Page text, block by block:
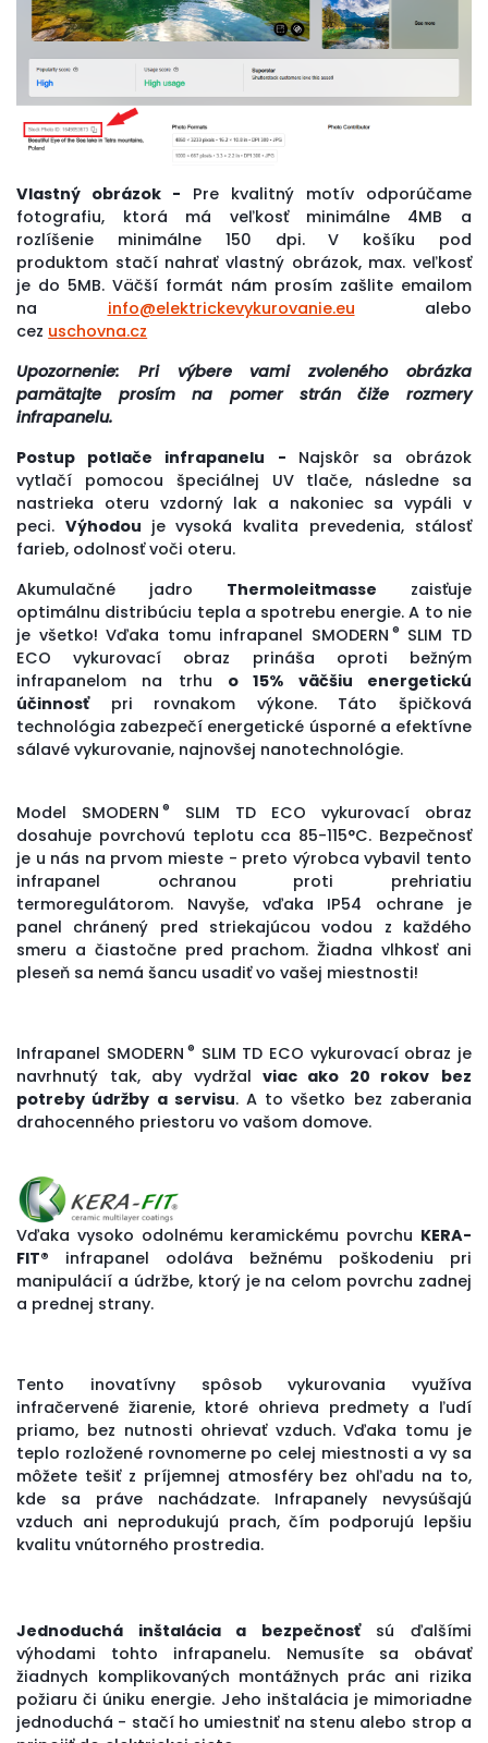
Vlastný obrázok - Pre kvalitný motív odporúčame
fotografiu, ktorá má veľkosť minimálne 4MB a
rozlíšenie minimálne 150 dpi. V košíku pod
produktom stačí nahrať vlastný obrázok, max. veľkosť
je do 5MB. Väčší formát nám prosím zašlite emailom
na
info@elektrickevykurovanie.eu alebo
cez uschovna.cz
Upozornenie: Pri výbere vami zvoleného obrázka
pamätajte prosím na pomer strán čiže rozmery
infrapanelu.
Postup potlače infrapanelu - Najskôr sa obrázok
vytlačí pomocou špeciálnej UV tlače, následne sa
nastrieka oteru vzdorný lak a nakoniec sa vypáli v
peci.Výhodou je vysoká kvalita prevedenia, stálosť
farieb, odolnosť voči oteru.
Akumulačné jadro
Thermoleitmasse
zaisťuje
optimálnu distribúciu tepla a spotrebu energie. A to nie
je všetko! Vďaka tomu infrapanel SMODERN ® SLIM TD
ECO vykurovací obraz prináša oproti bežným
infrapanelom na trhu
o 15% väčšiu energetickú
účinnosť
pri rovnakom výkone. Táto špičková
technológia zabezpečí energetické úsporné a efektívne
sálavé vykurovanie, najnovšej nanotechnológie.
Model SMODERN ®
SLIM TD ECO vykurovací obraz
dosahuje povrchovú teplotu cca 85-115°C. Bezpečnosť
je u nás na prvom mieste - preto výrobca vybavil tento
infrapanel ochranou proti prehriatiu
termoregulátorom. Navyše, vďaka IP54 ochrane je
panel chránený pred striekajúcou vodou z každého
smeru a čiastočne pred prachom. Žiadna vlhkosť ani
pleseň sa nemá šancu usadiť vo vašej miestnosti!
Infrapanel SMODERN ® SLIM TD ECO vykurovací obraz je
navrhnutý tak, aby vydržal viac ako 20 rokov bez
potreby údržby a servisu. A to všetko bez zaberania
drahocenného priestoru vo vašom domove.
Vďaka vysoko odolnému keramickému povrchu KERA-
FIT® infrapanel odoláva bežnému poškodeniu pri
manipulácií a údržbe, ktorý je na celom povrchu zadnej
a prednej strany.
Tento inovatívny spôsob vykurovania využíva
infračervené žiarenie, ktoré ohrieva predmety a ľudí
priamo, bez nutnosti ohrievať vzduch. Vďaka tomu je
teplo rozložené rovnomerne po celej miestnosti a vy sa
môžete tešiť z príjemnej atmosféry bez ohľadu na to,
kde sa práve nachádzate. Infrapanely nevysúšajú
vzduch ani neprodukujú prach, čím podporujú lepšiu
kvalitu vnútorného prostredia.
Jednoduchá inštalácia a bezpečnosť
sú ďalšími
výhodami tohto infrapanelu. Nemusíte sa obávať
žiadnych komplikovaných montážnych prác ani rizika
požiaru či úniku energie. Jeho inštalácia je mimoriadne
jednoduchá - stačí ho umiestniť na stenu alebo strop a